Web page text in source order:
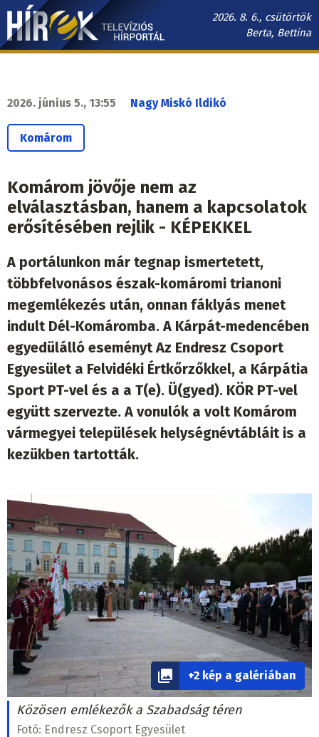
Ugrás
tartalomra
2026. 8. 6., csütörtök
Berta, Bettina
Hírek.sk
navigáció
2026. június 5., 13:55 Nagy Miskó Ildikó
Komárom
Komárom jövője nem az
elválasztásban, hanem a kapcsolatok
erősítésében rejlik - KÉPEKKEL
A portálunkon már tegnap ismertetett,
többfelvonásos észak-komáromi trianoni
megemlékezés után, onnan fáklyás menet
indult Dél-Komáromba. A Kárpát-medencében
egyedülálló eseményt Az Endresz Csoport
Egyesület a Felvidéki Értkőrzőkkel, a Kárpátia
Sport PT-vel és a a T(e). Ü(gyed). KÖR PT-vel
együtt szervezte. A vonulók a volt Komárom
vármegyei települések helységnévtábláit is a
kezükben tartották.
+2 kép a galériában
Közösen emlékezők a Szabadság téren
Fotó: Endresz Csoport Egyesület